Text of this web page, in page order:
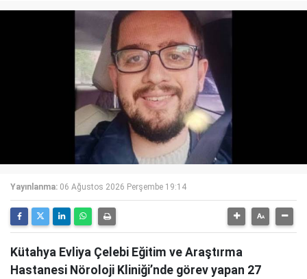
Yayınlanma: 06 Ağustos 2026 Perşembe 19:14
Kütahya Evliya Çelebi Eğitim ve Araştırma
Hastanesi Nöroloji Kliniği’nde görev yapan 27